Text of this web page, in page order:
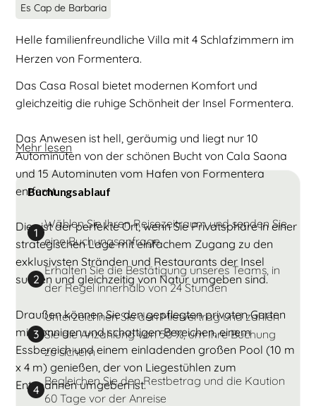
Es Cap de Barbaria
Helle familienfreundliche Villa mit 4 Schlafzimmern im
Herzen von Formentera.
Das Casa Rosal bietet modernen Komfort und
gleichzeitig die ruhige Schönheit der Insel Formentera.
Das Anwesen ist hell, geräumig und liegt nur 10
Autominuten von der schönen Bucht von Cala Saona
und 15 Autominuten vom Hafen von Formentera
entfernt.
Dies ist der perfekte Ort, wenn Sie Privatsphäre in einer
strategischen Lage mit einfachem Zugang zu den
exklusivsten Stränden und Restaurants der Insel
suchen und gleichzeitig von Natur umgeben sind.
Draußen können Sie den gepflegten privaten Garten
mit sonnigen und schattigen Bereichen, einem
Essbereich und einem einladenden großen Pool (10 m
x 4 m) genießen, der von Liegestühlen zum
Entspannen umgeben ist.
Mehr lesen
Buchungsablauf
1
Wählen Sie Ihren Reisezeitraum und senden Sie
eine Buchungsanfrage
2
Erhalten Sie die Bestätigung unseres Teams, in
der Regel innerhalb von 24 Stunden
3
Unterzeichnen Sie den Mietvertrag und zahlen
Sie die Anzahlung von 50 %, um Ihre Buchung
zu sichern
4
Begleichen Sie den Restbetrag und die Kaution
60 Tage vor der Anreise